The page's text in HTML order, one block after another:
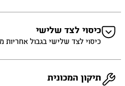
כיסוי לצד שלישי
כיסוי לצד שלישי בגבול אחריות מוגדל של
תיקון המכונית